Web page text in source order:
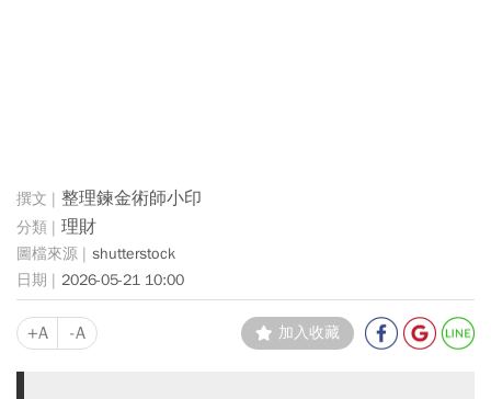
整理鍊金術師小印
理財
shutterstock
2026-05-21 10:00
+A -A 加入收藏